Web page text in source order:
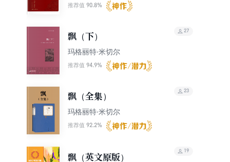
推荐值 90.8%
飘（下）
玛格丽特·米切尔
推荐值 94.9%
27
飘（全集）
玛格丽特·米切尔
推荐值 92.2%
23
飘（英文原版）
19